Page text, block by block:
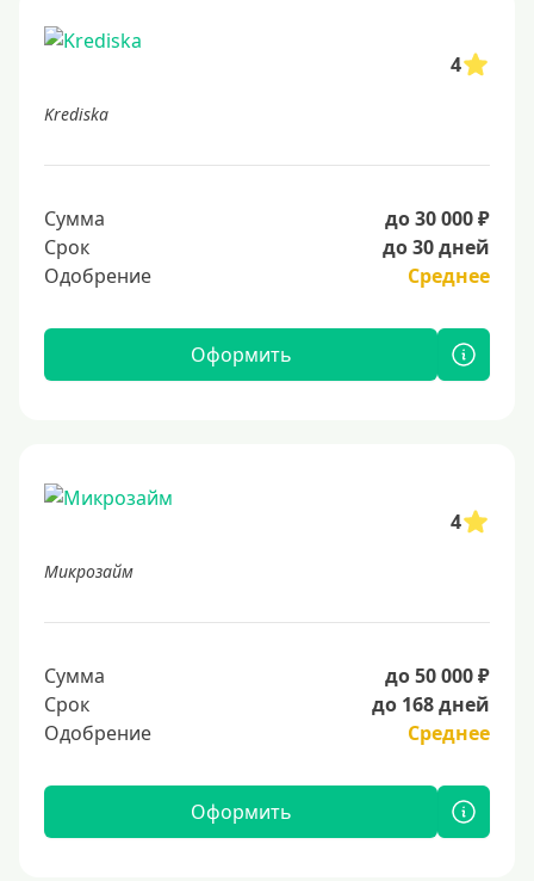
4
Krediska
Сумма
до 30 000 ₽
Срок
до 30 дней
Одобрение
Среднее
Оформить
4
Микрозайм
Сумма
до 50 000 ₽
Срок
до 168 дней
Одобрение
Среднее
Оформить